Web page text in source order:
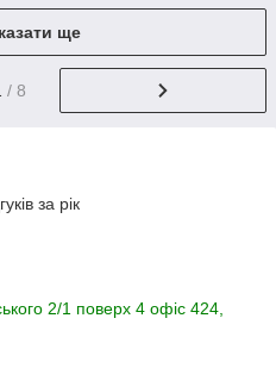
ще
/ 8
за рік
2/1 поверх 4 офіс 424,